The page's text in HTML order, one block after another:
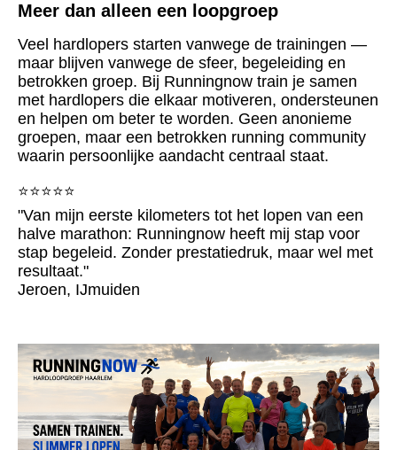
Meer dan alleen een loopgroep
Veel hardlopers starten vanwege de trainingen —
maar blijven vanwege de sfeer, begeleiding en
betrokken groep. Bij Runningnow train je samen
met hardlopers die elkaar motiveren, ondersteunen
en helpen om beter te worden. Geen anonieme
groepen, maar een betrokken running community
waarin persoonlijke aandacht centraal staat.
⭐⭐⭐⭐⭐
"Van mijn eerste kilometers tot het lopen van een
halve marathon: Runningnow heeft mij stap voor
stap begeleid. Zonder prestatiedruk, maar wel met
resultaat."
Jeroen, IJmuiden